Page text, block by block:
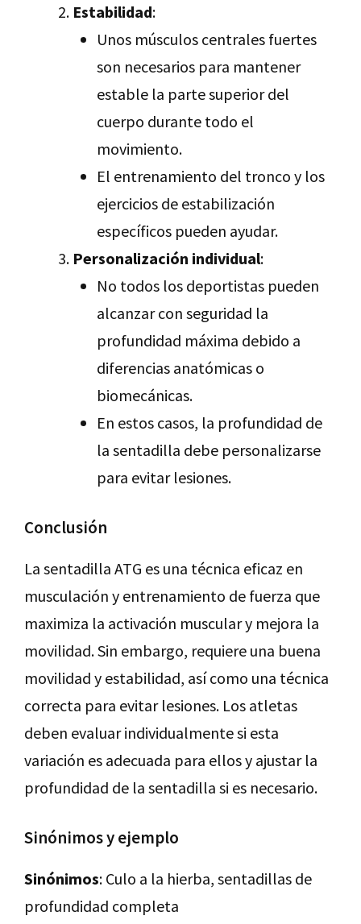
Estabilidad:
Unos músculos centrales fuertes
son necesarios para mantener
estable la parte superior del
cuerpo durante todo el
movimiento.
El entrenamiento del tronco y los
ejercicios de estabilización
específicos pueden ayudar.
Personalización individual:
No todos los deportistas pueden
alcanzar con seguridad la
profundidad máxima debido a
diferencias anatómicas o
biomecánicas.
En estos casos, la profundidad de
la sentadilla debe personalizarse
para evitar lesiones.
Conclusión
La sentadilla ATG es una técnica eficaz en
musculación y entrenamiento de fuerza que
maximiza la activación muscular y mejora la
movilidad. Sin embargo, requiere una buena
movilidad y estabilidad, así como una técnica
correcta para evitar lesiones. Los atletas
deben evaluar individualmente si esta
variación es adecuada para ellos y ajustar la
profundidad de la sentadilla si es necesario.
Sinónimos y ejemplo
Sinónimos: Culo a la hierba, sentadillas de
profundidad completa